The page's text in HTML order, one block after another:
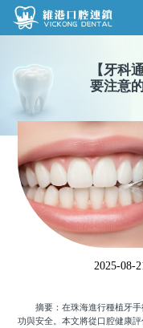
N
【 牙科
要注意
2025-08-
摘要：在珠海進行種植牙手
功與安全。本文將從口腔健康